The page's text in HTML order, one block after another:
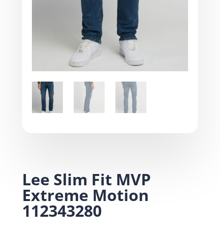
Lee Slim Fit MVP
Extreme Motion
112343280